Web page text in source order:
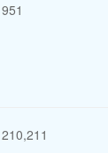
951
210,211